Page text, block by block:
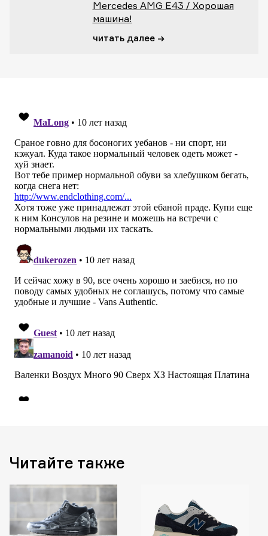
Mercedes AMG E43 / Хорошая
машина!
читать далее →
Читайте также